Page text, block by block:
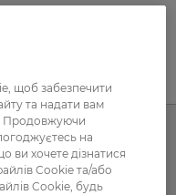
щоб забезпечити
та надати вам
Продовжуючи
на
ви хочете дізнатися
Cookie та/або
Cookie, будь